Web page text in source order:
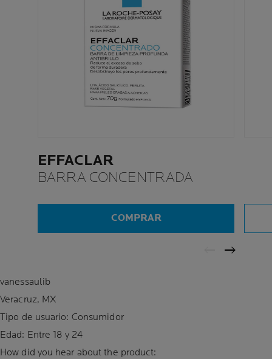
EFFACLAR
BARRA CONCENTRADA
COMPRAR
vanessaulib
Veracruz, MX
Tipo de usuario: Consumidor
Edad: Entre 18 y 24
How did you hear about the product: